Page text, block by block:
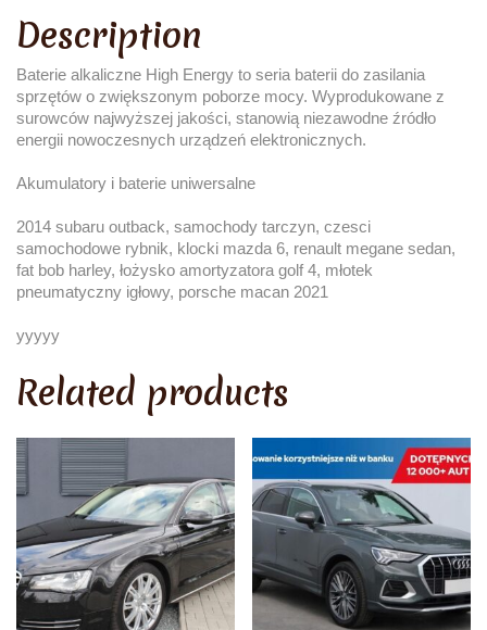
Description
Baterie alkaliczne High Energy to seria baterii do zasilania
sprzętów o zwiększonym poborze mocy. Wyprodukowane z
surowców najwyższej jakości, stanowią niezawodne źródło
energii nowoczesnych urządzeń elektronicznych.
Akumulatory i baterie uniwersalne
2014 subaru outback, samochody tarczyn, czesci
samochodowe rybnik, klocki mazda 6, renault megane sedan,
fat bob harley, łożysko amortyzatora golf 4, młotek
pneumatyczny igłowy, porsche macan 2021
yyyyy
Related products